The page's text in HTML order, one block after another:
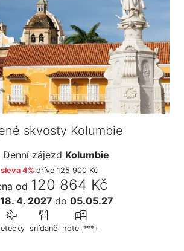
skvosty Kolumbie
Denní zájezd Kolumbie
sleva 4% dříve125 900 Kč
od 120 864 Kč
18. 4. 2027 do 05.05.27
letecky snídaně hotel ***+